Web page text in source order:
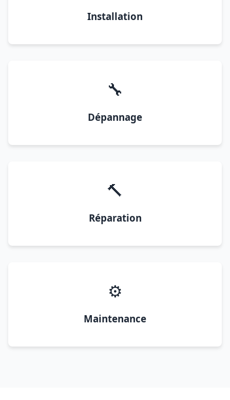
Installation
🔧
Dépannage
🔨
Réparation
⚙️
Maintenance